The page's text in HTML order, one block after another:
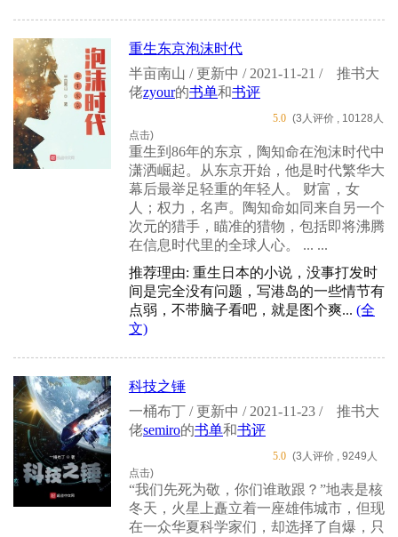
重生东京泡沫时代
半亩南山 / 更新中 / 2021-11-21 /
推书大
佬zyour的书单和书评
5.0 (3人评价 , 10128人
点击)
重生到86年的东京，陶知命在泡沫时代中
潇洒崛起。从东京开始，他是时代繁华大
幕后最举足轻重的年轻人。 财富，女
人；权力，名声。陶知命如同来自另一个
次元的猎手，瞄准的猎物，包括即将沸腾
在信息时代里的全球人心。 ... ...
推荐理由: 重生日本的小说，没事打发时
间是完全没有问题，写港岛的一些情节有
点弱，不带脑子看吧，就是图个爽... (全
文)
科技之锤
一桶布丁 / 更新中 / 2021-11-23 /
推书大
佬semiro的书单和书评
5.0 (3人评价 , 9249人
点击)
“我们先死为敬，你们谁敢跟？”地表是核
冬天，火星上矗立着一座雄伟城市，但现
在一众华夏科学家们，却选择了自爆，只